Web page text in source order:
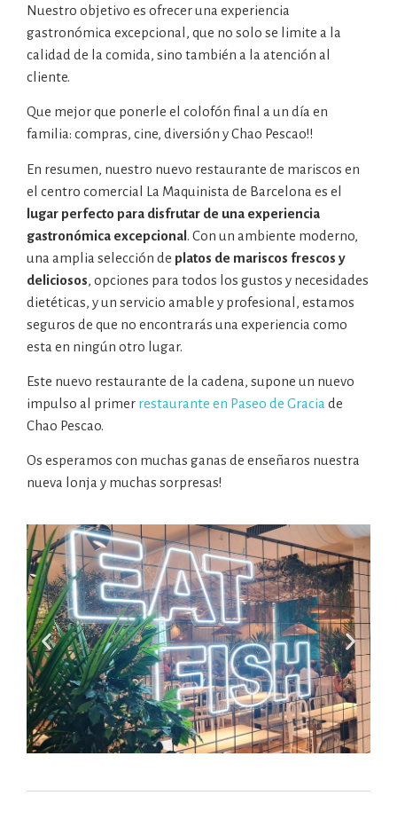
Nuestro objetivo es ofrecer una experiencia
gastronómica excepcional, que no solo se limite a la
calidad de la comida, sino también a la atención al
cliente.
Que mejor que ponerle el colofón final a un día en
familia: compras, cine, diversión y Chao Pescao!!
En resumen, nuestro nuevo restaurante de mariscos en
el centro comercial La Maquinista de Barcelona es el
lugar perfecto para disfrutar de una experiencia
gastronómica excepcional. Con un ambiente moderno,
una amplia selección de platos de mariscos frescos y
deliciosos, opciones para todos los gustos y necesidades
dietéticas, y un servicio amable y profesional, estamos
seguros de que no encontrarás una experiencia como
esta en ningún otro lugar.
Este nuevo restaurante de la cadena, supone un nuevo
impulso al primer restaurante en Paseo de Gracia de
Chao Pescao.
Os esperamos con muchas ganas de enseñaros nuestra
nueva lonja y muchas sorpresas!